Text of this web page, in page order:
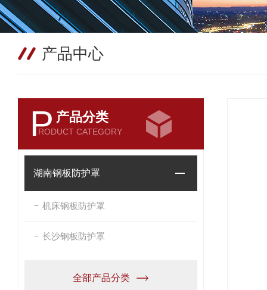
产品中心
P 产品分类
RODUCT CATEGORY
湖南钢板防护罩
机床钢板防护罩
长沙钢板防护罩
全部产品分类